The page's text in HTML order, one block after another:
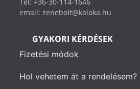
email: zenebolt@kalaka.hu
GYAKORI KÉRDÉSEK
Fizetési módok
Hol vehetem át a rendelésem?